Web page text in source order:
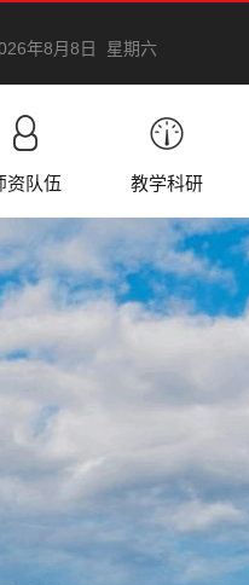
年8月8日 星期六
资队伍 教学科研